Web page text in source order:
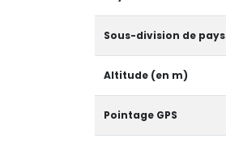
Sous-division de pays
Altitude (en m)
Pointage GPS